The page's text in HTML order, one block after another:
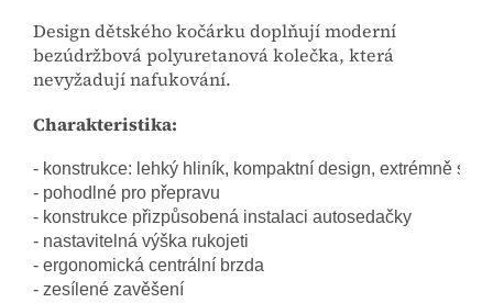
Design dětského kočárku doplňují moderní
bezúdržbová polyuretanová kolečka, která
nevyžadují nafukování.
Charakteristika:
- konstrukce: lehký hliník, kompaktní design, extrémně
- pohodlné pro přepravu
- konstrukce přizpůsobená instalaci autosedačky
- nastavitelná výška rukojeti
- ergonomická centrální brzda
- zesílené zavěšení